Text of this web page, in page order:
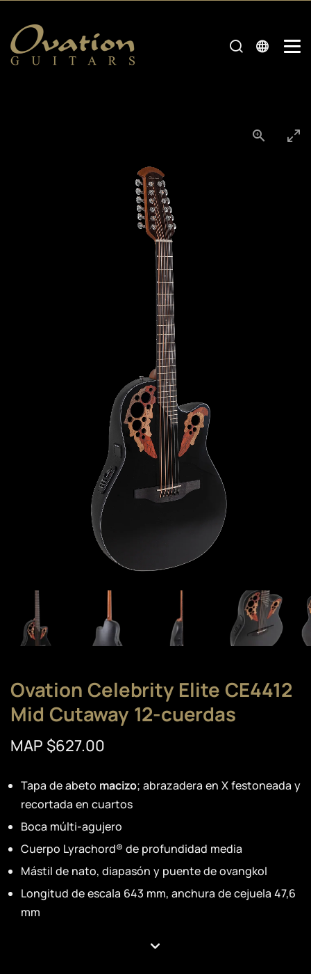
Ovation Celebrity Elite CE4412
Mid Cutaway 12-cuerdas
MAP $627.00
Tapa de abeto macizo; abrazadera en X festoneada y
recortada en cuartos
Boca múlti-agujero
Cuerpo Lyrachord® de profundidad media
Mástil de nato, diapasón y puente de ovangkol
Longitud de escala 643 mm, anchura de cejuela 47,6
mm